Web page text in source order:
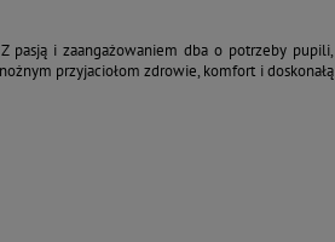
pasją i zaangażowaniem dba o potrzeby pupili,
przyjaciołom zdrowie, komfort i doskonałą